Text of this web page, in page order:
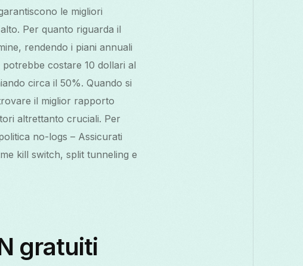
le migliori
Per quanto riguarda il
rendendo i piani annuali
costare 10 dollari al
circa il 50%. Quando si
il miglior rapporto
altrettanto cruciali. Per
no-logs – Assicurati
kill switch, split tunneling e
gratuiti